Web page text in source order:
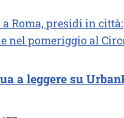
a Roma, presidi in città:
nel pomeriggio al
a leggere su